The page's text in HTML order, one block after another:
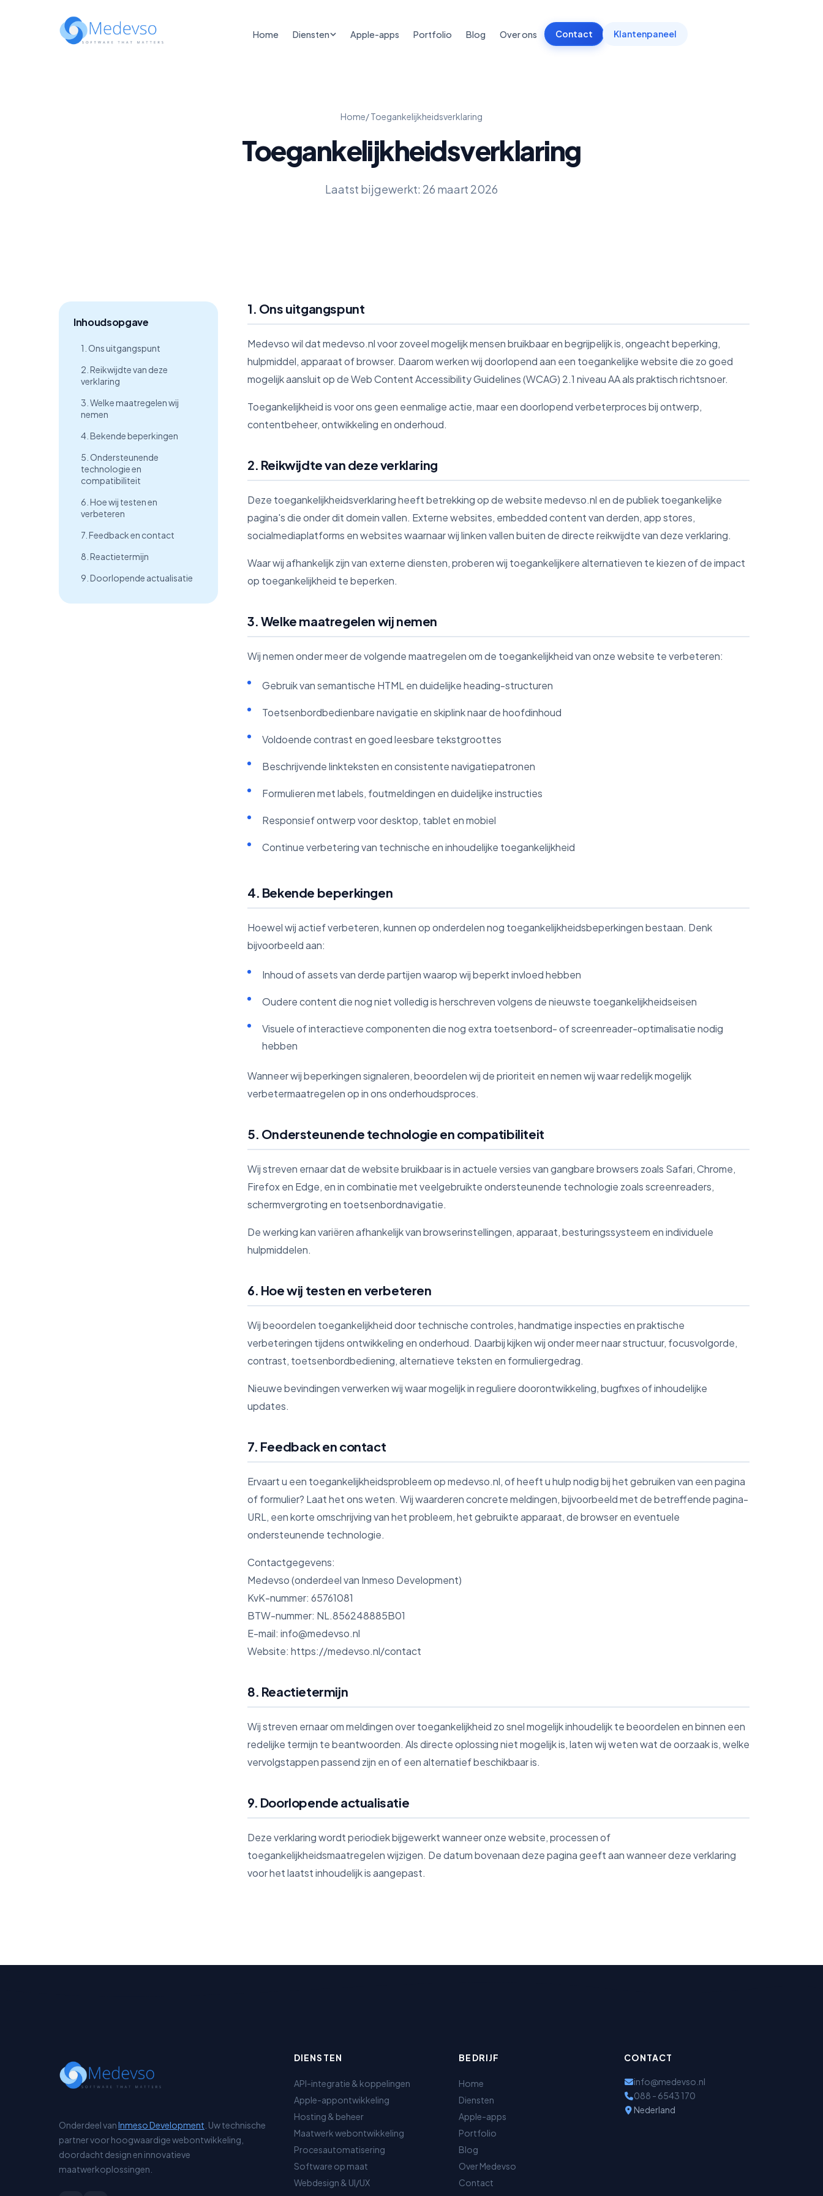
Home Diensten Apple-apps Portfolio Blog Over ons Contact Klantenpaneel
Home/ Toegankelijkheidsverklaring
Toegankelijkheidsverklaring
Laatst bijgewerkt: 26 maart 2026
Inhoudsopgave
1. Ons uitgangspunt
2. Reikwijdte van deze
verklaring
3. Welke maatregelen wij
nemen
4. Bekende beperkingen
5. Ondersteunende
technologie en
compatibiliteit
6. Hoe wij testen en
verbeteren
7. Feedback en contact
8. Reactietermijn
9. Doorlopende actualisatie
1. Ons uitgangspunt
Medevso wil dat medevso.nl voor zoveel mogelijk mensen bruikbaar en begrijpelijk is, ongeacht beperking,
hulpmiddel, apparaat of browser. Daarom werken wij doorlopend aan een toegankelijke website die zo goed
mogelijk aansluit op de Web Content Accessibility Guidelines (WCAG) 2.1 niveau AA als praktisch richtsnoer.
Toegankelijkheid is voor ons geen eenmalige actie, maar een doorlopend verbeterproces bij ontwerp,
contentbeheer, ontwikkeling en onderhoud.
2. Reikwijdte van deze verklaring
Deze toegankelijkheidsverklaring heeft betrekking op de website medevso.nl en de publiek toegankelijke
pagina's die onder dit domein vallen. Externe websites, embedded content van derden, app stores,
socialmediaplatforms en websites waarnaar wij linken vallen buiten de directe reikwijdte van deze verklaring.
Waar wij afhankelijk zijn van externe diensten, proberen wij toegankelijkere alternatieven te kiezen of de impact
op toegankelijkheid te beperken.
3. Welke maatregelen wij nemen
Wij nemen onder meer de volgende maatregelen om de toegankelijkheid van onze website te verbeteren:
Gebruik van semantische HTML en duidelijke heading-structuren
Toetsenbordbedienbare navigatie en skiplink naar de hoofdinhoud
Voldoende contrast en goed leesbare tekstgroottes
Beschrijvende linkteksten en consistente navigatiepatronen
Formulieren met labels, foutmeldingen en duidelijke instructies
Responsief ontwerp voor desktop, tablet en mobiel
Continue verbetering van technische en inhoudelijke toegankelijkheid
4. Bekende beperkingen
Hoewel wij actief verbeteren, kunnen op onderdelen nog toegankelijkheidsbeperkingen bestaan. Denk
bijvoorbeeld aan:
Inhoud of assets van derde partijen waarop wij beperkt invloed hebben
Oudere content die nog niet volledig is herschreven volgens de nieuwste toegankelijkheidseisen
Visuele of interactieve componenten die nog extra toetsenbord- of screenreader-optimalisatie nodig
hebben
Wanneer wij beperkingen signaleren, beoordelen wij de prioriteit en nemen wij waar redelijk mogelijk
verbetermaatregelen op in ons onderhoudsproces.
5. Ondersteunende technologie en compatibiliteit
Wij streven ernaar dat de website bruikbaar is in actuele versies van gangbare browsers zoals Safari, Chrome,
Firefox en Edge, en in combinatie met veelgebruikte ondersteunende technologie zoals screenreaders,
schermvergroting en toetsenbordnavigatie.
De werking kan variëren afhankelijk van browserinstellingen, apparaat, besturingssysteem en individuele
hulpmiddelen.
6. Hoe wij testen en verbeteren
Wij beoordelen toegankelijkheid door technische controles, handmatige inspecties en praktische
verbeteringen tijdens ontwikkeling en onderhoud. Daarbij kijken wij onder meer naar structuur, focusvolgorde,
contrast, toetsenbordbediening, alternatieve teksten en formuliergedrag.
Nieuwe bevindingen verwerken wij waar mogelijk in reguliere doorontwikkeling, bugfixes of inhoudelijke
updates.
7. Feedback en contact
Ervaart u een toegankelijkheidsprobleem op medevso.nl, of heeft u hulp nodig bij het gebruiken van een pagina
of formulier? Laat het ons weten. Wij waarderen concrete meldingen, bijvoorbeeld met de betreffende pagina-
URL, een korte omschrijving van het probleem, het gebruikte apparaat, de browser en eventuele
ondersteunende technologie.
Contactgegevens:
Medevso (onderdeel van Inmeso Development)
KvK-nummer: 65761081
BTW-nummer: NL.856248885B01
E-mail: info@medevso.nl
Website: https://medevso.nl/contact
8. Reactietermijn
Wij streven ernaar om meldingen over toegankelijkheid zo snel mogelijk inhoudelijk te beoordelen en binnen een
redelijke termijn te beantwoorden. Als directe oplossing niet mogelijk is, laten wij weten wat de oorzaak is, welke
vervolgstappen passend zijn en of een alternatief beschikbaar is.
9. Doorlopende actualisatie
Deze verklaring wordt periodiek bijgewerkt wanneer onze website, processen of
toegankelijkheidsmaatregelen wijzigen. De datum bovenaan deze pagina geeft aan wanneer deze verklaring
voor het laatst inhoudelijk is aangepast.
Onderdeel vanInmeso Development . Uw technische
partner voor hoogwaardige webontwikkeling,
doordacht design en innovatieve
maatwerkoplossingen.
DIENSTEN
API-integratie & koppelingen
Apple-appontwikkeling
Hosting & beheer
Maatwerk webontwikkeling
Procesautomatisering
Software op maat
Webdesign & UI/UX
BEDRIJF
Home
Diensten
Apple-apps
Portfolio
Blog
Over Medevso
Contact
CONTACT
info@medevso.nl
088 - 6543 170
Nederland